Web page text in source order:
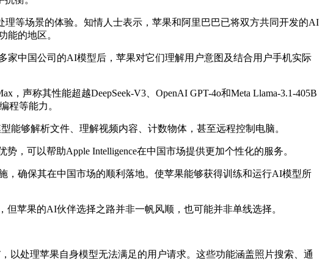
等场景的体验。知情人士表示，苹果和阿里巴巴已将双方共同开发的AI
能的地区。
中国公司的AI模型后，苹果对它们理解用户意图及结合用户手机实际
声称其性能超越DeepSeek-V3、OpenAI GPT-4o和Meta Llama-3.1-405B
程等能力。
能够解析文件、理解视频内容、计数物体，甚至远程控制电脑。
，可以帮助Apple Intelligence在中国市场提供更加个性化的服务。
确保其在中国市场的顺利落地。使苹果能够获得训练和运行AI模型所
苹果的AI伙伴选择之路并非一帆风顺，也可能并非单线选择。
以处理苹果自身模型无法满足的用户请求。这些功能涵盖照片搜索、通